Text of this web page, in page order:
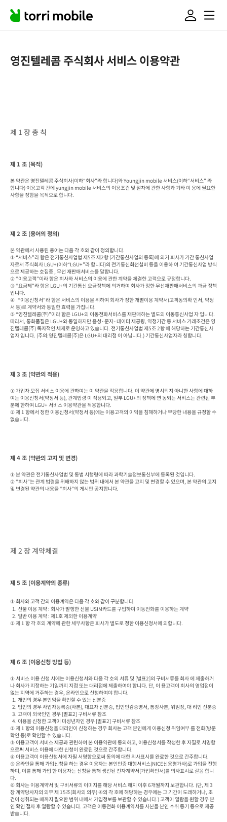
영진텔레콤 주식회사 서비스 이용약관
제 1 장 총 칙
제 1 조 (목적)
본 약관은 영진텔레콤 주식회사(이하“회사”라 합니다)와 Youngjin mobile 서비스(이하“서비스” 라
합니다) 이용고객 간에 yungjin mobile 서비스의 이용조건 및 절차에 관한 사항과 기타 이 용에 필요한
사항을 정함을 목적으로 합니다.
제 2 조 (용어의 정의)
본 약관에서 사용된 용어는 다음 각 호와 같이 정의합니다.
① “서비스”라 함은 전기통신사업법 제5조 제2항 (기간통신사업의 등록)에 의거 회사가 기간 통신사업
자로서 주식회사 LGU+(이하“LGU+”라 합니다)의 전기통신회선설비 등을 이용하 여 기간통신사업 방식
으로 제공하는 호집중 , 무선 재판매서비스를 말합니다.
② “이용고객”이라 함은 회사와 서비스의 이용에 관한 계약을 체결한 고객으로 규정합니다.
③ “요금제”라 함은 LGU+의 기간통신 요금정책에 의거하여 회사가 정한 무선재판매서비스의 과금 정책
입니다.
④   “이용신청서”라 함은 서비스의 이용을 위하여 회사가 정한 개별이용 계약서(고객동의확 인서, 약정
서 등)로 계약서와 동일한 효력을 가집니다.
⑤ “영진텔레콤(주)”이라 함은 LGU+의 이동전화서비스를 재판매하는 별도의 이동통신사업 자 입니다.
따라서, 통화품질은 LGU+와 동일하지만 음성·문자·데이터 제공량, 약정기간 등 서비스 거래조건은 영
진텔레콤(주) 독자적인 체제로 운영하고 있습니다. 전기통신사업법 제5조 2항 에 해당하는 기간통신사
업자 입니다. (주의:영진텔레콤(주)은 LGU+의 대리점 이 아닙니다.) 기간통신사업자라 칭합니다.
제 3 조 (약관의 적용)
① 가입자 모집 서비스 이용에 관하여는 이 약관을 적용합니다. 이 약관에 명시되지 아니한 사항에 대하
여는 이용신청서(약정서 등), 관계법령 이 적용되고, 일부 LGU+의 정책에 연 동되는 서비스는 관련된 부
분에 한하여 LGU+ 서비스 이용약관을 적용합니다.
② 제 1 항에서 정한 이용신청서(약정서 등)에는 이용고객의 이익을 침해하거나 부당한 내용을 규정할 수
없습니다.
제 4 조 (약관의 고지 및 변경)
① 본 약관은 전기통신사업법 및 동법 시행령에 따라 과학기술정보통신부에 등록된 것입니다.
② “회사”는 관계 법령을 위배하지 않는 범위 내에서 본 약관을 고지 및 변경할 수 있으며, 본 약관의 고지
및 변경된 약관의 내용을 “회사”의 게시판 공지합니다.
제 2 장 계약체결
제 5 조 (이용계약의 종류)
① 회사와 고객 간의 이용계약은 다음 각 호와 같이 구분합니다.
② 제 1 항 각 호의 계약에 관한 세부사항은 회사가 별도로 정한 이용신청서에 의합니다.
제 6 조 (이용신청 방법 등)
① 서비스 이용 신청 시에는 이용신청서와 다음 각 호의 서류 및 [별표2]의 구비서류를 회사 에 제출하거
나 회사가 지정하는 기일까지 지점 또는 대리점에 제출하여야 합니다. 단, 이 용고객이 회사의 영업점이
없는 지역에 거주하는 경우, 온라인으로 신청하여야 합니다.
② 제 1 항의 이용신청을 대리인이 신청하는 경우 회사는 고객 본인에게 이용신청 위임여부 를 전화(방문
확인 등)로 확인할 수 있습니다.
③ 이용고객이 서비스 제공과 관련하여 본 이용약관에 동의하고, 이용신청서를 작성한 후 자필로 서명함
으로써 서비스 이용에 대한 신청이 완료된 것으로 간주합니다.
④ 이용고객이 이용신청서에 자필 서명함으로써 동의에 대한 의사표시를 완료한 것으로 간주합니다.
⑤ 온라인을 통해 가입신청을 하는 경우 이용자는 본인인증 대행서비스(NICE신용평가사)로 가입을 진행
하며, 이를 통해 가입 한 이용자는 신청을 통해 생선된 전자계약서(가입확인서)를 의사표시로 갈음 합니
다.
⑥ 회사는 이용계약서 및 구비서류의 이미지를 해당 서비스 해지 이후 6개월까지 보관합니다. (단, 제 3
장 계약당사자의 의무 제 15조(회사의 의무) ④의 각 호에 해당하는 경우에는 그 기간이 도래하거나, 조
건이 성취되는 때까지 필요한 범위 내에서 가입정보를 보관할 수 있습니다.) 고객이 열람을 원할 경우 본
인 확인 절차 후 열람할 수 있습니다. 고객은 이동전화 이용계약서를 사본을 본인 수취 등기 등으로 제공
받습니다.